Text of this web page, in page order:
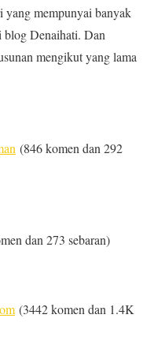
mempunyai banyak
blog Denaihati. Dan
mengikut yang lama
(846 komen dan 292
dan 273 sebaran)
(3442 komen dan 1.4K